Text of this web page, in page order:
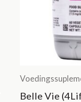
Belle Vie